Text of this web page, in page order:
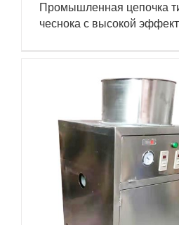
Промышленная цепочка
чеснока с высокой